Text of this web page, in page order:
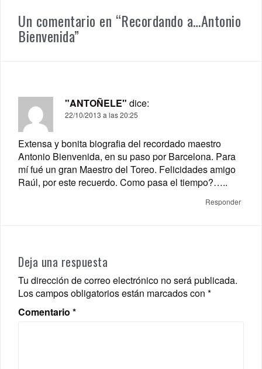
Un comentario en “Recordando a…Antonio
Bienvenida”
"ANTOÑELE" dice:
22/10/2013 a las 20:25
Extensa y bonita biografia del recordado maestro
Antonio Bienvenida, en su paso por Barcelona. Para
mí fué un gran Maestro del Toreo. Felicidades amigo
Raúl, por este recuerdo. Como pasa el tiempo?…..
Responder
Deja una respuesta
Tu dirección de correo electrónico no será publicada.
Los campos obligatorios están marcados con *
Comentario *